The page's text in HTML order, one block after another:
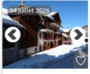
04 juillet 2026